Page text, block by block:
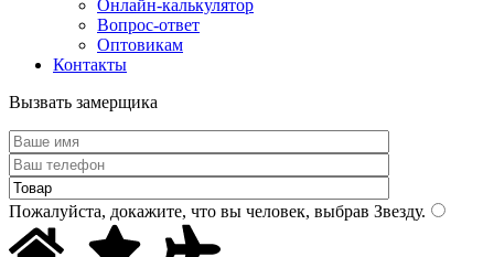
Онлайн-калькулятор
Вопрос-ответ
Оптовикам
Контакты
Вызвать замерщика
Пожалуйста, докажите, что вы человек, выбрав Звезду.